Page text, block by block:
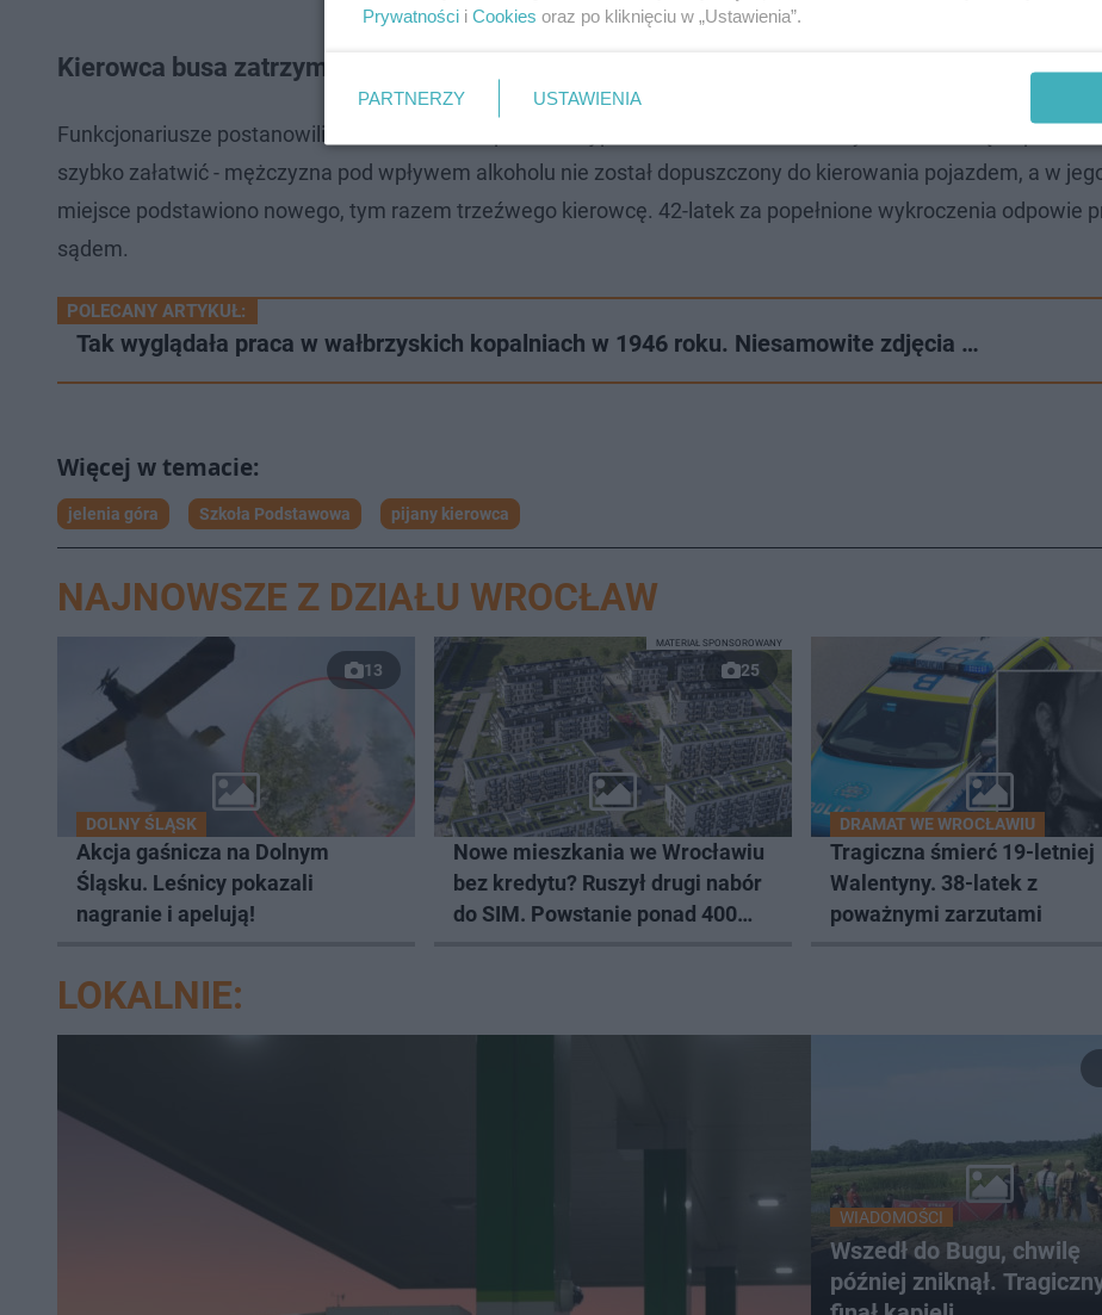
Kierowca busa zatrzymany. Wycieczka się odbyła
Funkcjonariusze postanowili nie wzbudzać niepotrzebnej paniki wśród uczniów. Wszystko udało się
szybko załatwić - mężczyzna pod wpływem alkoholu nie został dopuszczony do kierowania pojazdem, a w
miejsce podstawiono nowego, tym razem trzeźwego kierowcę. 42-latek za popełnione wykroczenia odpowie
sądem.
POLECANY ARTYKUŁ:
Tak wyglądała praca w wałbrzyskich kopalniach w 1946 roku. Niesamowite zdjęcia …
jelenia góra Szkoła Podstawowa pijany kierowca
NAJNOWSZE Z DZIAŁU WROCŁAW
13
DOLNY ŚLĄSK
Akcja gaśnicza na Dolnym
Śląsku. Leśnicy pokazali
nagranie i apelują!
25
Nowe mieszkania we Wrocławiu
bez kredytu? Ruszył drugi nabór
do SIM. Powstanie ponad 400
MATERIAŁ SPONSOROWANY
DRAMAT WE WROCŁAWIU
Tragiczna śmierć 19-letniej
Walentyny. 38-latek z
poważnymi zarzutami
LOKALNIE:
WIADOMOŚCI
Wszedł do Bugu, chwilę
później zniknął.
Prywatności i Cookies oraz po kliknięciu w „Ustawienia”.
PARTNERZY USTAWIENIA